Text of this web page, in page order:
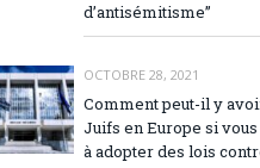
d’antisémitisme”
OCTOBRE 28, 2021
Comment peut-il y
Juifs en Europe si
à adopter des lois